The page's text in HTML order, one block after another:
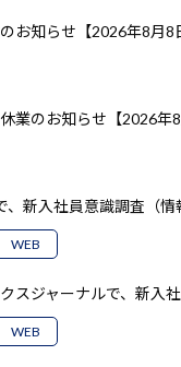
お知らせ【2026年8月8
業のお知らせ【2026年
、新入社員意識調査（
WEB
スジャーナルで、新入
WEB